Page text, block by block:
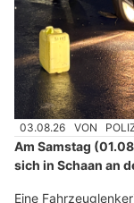
03.08.26 VON
Am Samstag
sich in Schaan an
Eine